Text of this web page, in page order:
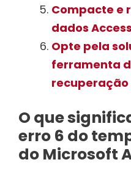
Compacte e
dados Access
Opte pela
ferramenta
recuperação
O que
erro 6 do
do Microsoft